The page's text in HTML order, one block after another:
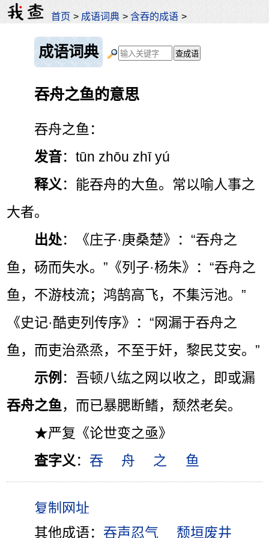
首页 > 成语词典 >含吞的成语 >
成语词典
吞舟之鱼的意思
吞舟之鱼：
发音：tūn zhōu zhī yú
释义 ：能吞舟的大鱼。常以喻人事之
大者。
出处：《庄子·庚桑楚》：“吞舟之
鱼，砀而失水。”《列子·杨朱》：“吞舟之
鱼，不游枝流；鸿鹄高飞，不集污池。”
《史记·酷吏列传序》：“网漏于吞舟之
鱼，而吏治烝烝，不至于奸，黎民艾安。”
示例 ：吾顿八纮之网以收之，即或漏
吞舟之鱼 ，而已暴腮断鳍，颓然老矣。
★严复《论世变之亟》
查字义 ： 吞 舟 之 鱼
其他成语： 吞声忍气 颓垣废井